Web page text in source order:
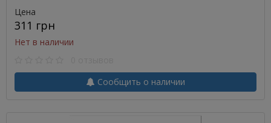
Цена
311 грн
Нет в наличии
Сообщить о наличии